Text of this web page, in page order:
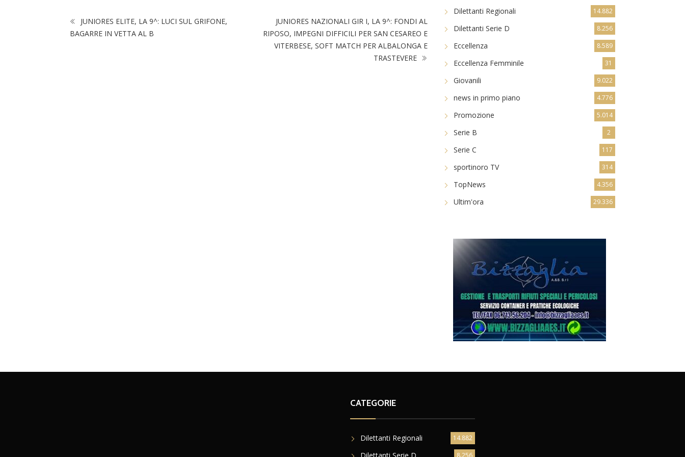
JUNIORES ELITE, LA 9^: LUCI SUL GRIFONE,
BAGARRE IN VETTA AL B
JUNIORES NAZIONALI GIR I, LA 9^: FONDI AL
RIPOSO, IMPEGNI DIFFICILI PER SAN CESAREO E
VITERBESE, SOFT MATCH PER ALBALONGA E
TRASTEVERE
Dilettanti Regionali 14.882
Dilettanti Serie D 8.256
Eccellenza 8.589
Eccellenza Femminile 31
Giovanili 9.022
news in primo piano 4.776
Promozione 5.014
Serie B 2
Serie C 117
sportinoro TV 314
TopNews 4.356
Ultim'ora 29.336
CATEGORIE
Dilettanti Regionali 14.882
8.256